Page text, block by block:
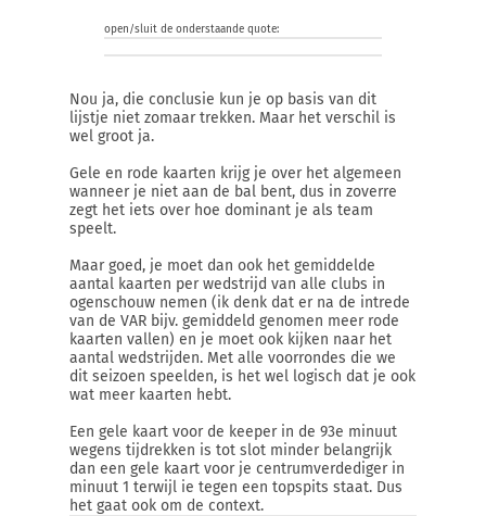
open/sluit de onderstaande quote:
Nou ja, die conclusie kun je op basis van dit
lijstje niet zomaar trekken. Maar het verschil is
wel groot ja.
Gele en rode kaarten krijg je over het algemeen
wanneer je niet aan de bal bent, dus in zoverre
zegt het iets over hoe dominant je als team
speelt.
Maar goed, je moet dan ook het gemiddelde
aantal kaarten per wedstrijd van alle clubs in
ogenschouw nemen (ik denk dat er na de intrede
van de VAR bijv. gemiddeld genomen meer rode
kaarten vallen) en je moet ook kijken naar het
aantal wedstrijden. Met alle voorrondes die we
dit seizoen speelden, is het wel logisch dat je ook
wat meer kaarten hebt.
Een gele kaart voor de keeper in de 93e minuut
wegens tijdrekken is tot slot minder belangrijk
dan een gele kaart voor je centrumverdediger in
minuut 1 terwijl ie tegen een topspits staat. Dus
het gaat ook om de context.